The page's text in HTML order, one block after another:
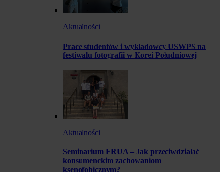
Aktualności
Prace studentów i wykładowcy USWPS na
festiwalu fotografii w Korei Południowej
Aktualności
Seminarium ERUA – Jak przeciwdziałać
konsumenckim zachowaniom
ksenofobicznym?